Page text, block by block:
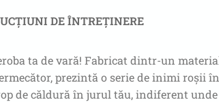
DE ÎNTREȚINERE
ta de vară! Fabricat dintr-un
prezintă o serie de inimi roșii
de căldură în jurul tău, indiferent